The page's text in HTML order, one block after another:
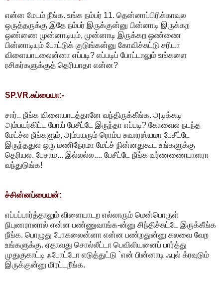
என்ன மேடம் நீங்க. உங்க நம்பர் 11. தென்னாப்பிரிக்காவுல
ஒருத்தருக்கு இதே நம்பர் இருக்குன்னு பின்னாடி இருக்கற
ஒண்ணை முன்னாடியும், முன்னாடி இருக்கற ஒண்ணை
பின்னாடியும் போட்டுக் குடுங்கன்னு கோவிச்சுட்டு சரியா
விளையாடலைன்னா எப்படி? எப்படிப் போட்டாலும் உங்களை
ரசிகர்களுக்குத் தெரியாதா என்ன?
SP.VR.சுப்பையா:-
சார்.. நீங்க விளையாடத்தானே வந்திருக்கீங்க. அடிக்கடி
அம்பயர்கிட்ட போய் பேசீட்டே இருந்தா எப்படி? கோவைல நடந்த
மேட்ச்ல நீங்களும், அம்பயரும் ரொம்ப சுவாரஸ்யமா பேசீட்டே
இருந்ததுல ஒரு மணிநேரமா மேட்ச் நின்னதுகூட உங்களுக்கு
தெரியல. பேசாம... இல்லல்ல.... பேசீட்டே நீங்க வர்ணணையாளரா
வந்துடுங்க!
ச்சின்னப்பையன்:
எப்பப்பார்த்தாலும் விளையாடற எல்லாரும் மென்பொருள்
நிபுணரானால் என்ன பண்ணுவாங்க-ன்னு சிந்திச்சுட்டே இருக்கீங்க
நீங்க. பொழுது போகலைன்னா என்ன பண்றதுன்னு கலவை வேற
உங்களுக்கு. ஏதாவது சொல்லீட்டா பெவிலியனைப் பார்த்து
முதுகுகாட்டி ஃபோட்டோ எடுத்துட்டு `என் பின்னாடி ஃபுல் க்ரவுடும்
இருக்குன்னு மிரட்டறீங்க.